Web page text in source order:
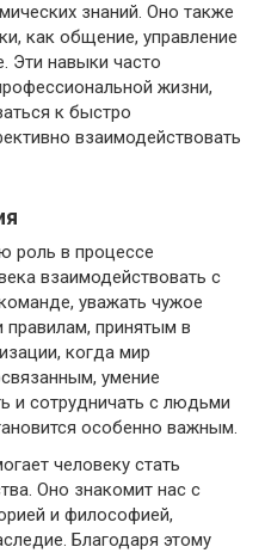
знаний. Оно также
как общение, управление
Эти навыки часто
жизни,
к быстро
взаимодействовать
роль в процессе
взаимодействовать с
уважать чужое
принятым в
когда мир
умение
и сотрудничать с людьми
особенно важным.
человеку стать
Оно знакомит нас с
и философией,
Благодаря этому